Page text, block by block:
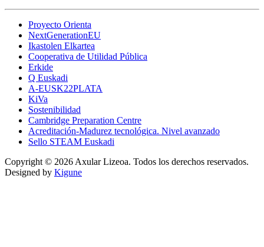
Proyecto Orienta
NextGenerationEU
Ikastolen Elkartea
Cooperativa de Utilidad Pública
Erkide
Q Euskadi
A-EUSK22PLATA
KiVa
Sostenibilidad
Cambridge Preparation Centre
Acreditación-Madurez tecnológica. Nivel avanzado
Sello STEAM Euskadi
Copyright © 2026 Axular Lizeoa. Todos los derechos reservados.
Designed by Kigune